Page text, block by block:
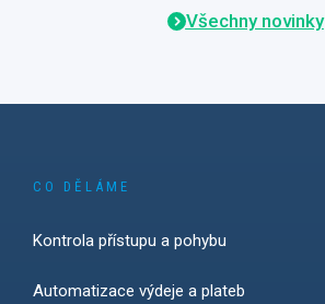
Všechny novinky
CO DĚLÁME
Kontrola přístupu a pohybu
Automatizace výdeje a plateb